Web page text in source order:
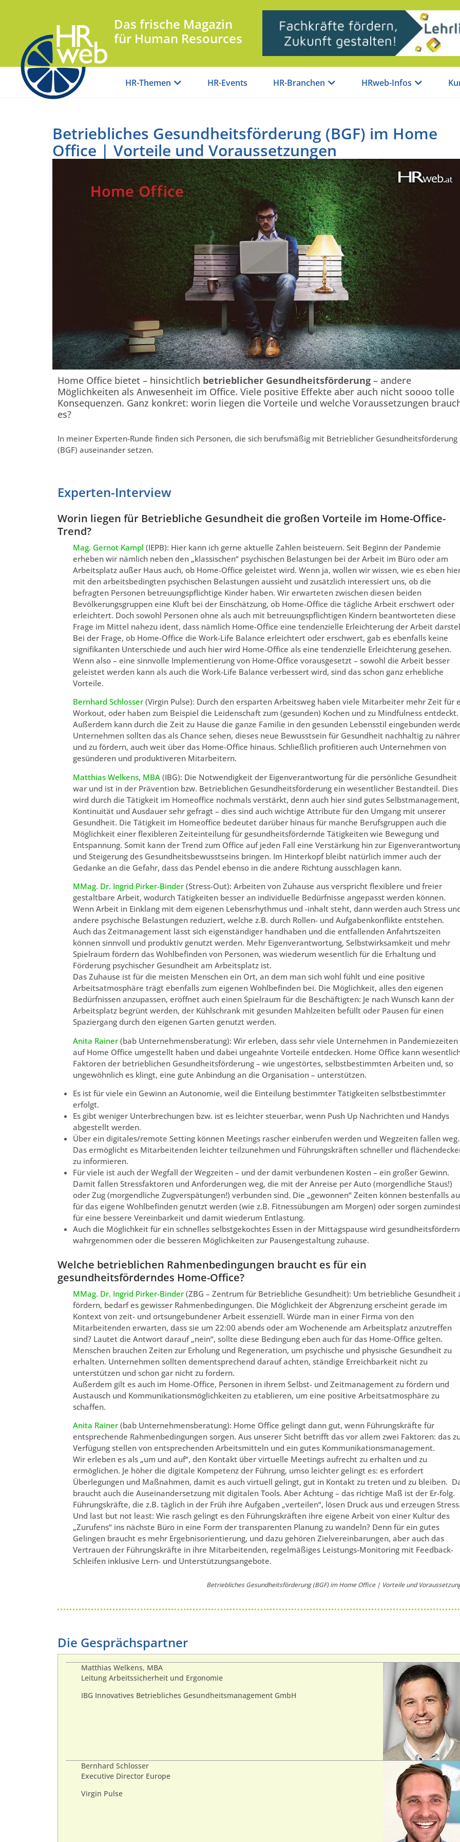
Das frische Magazin
für Human Resources
HR-Themen HR-Events HR-Branchen HRweb-Infos
Betriebliches Gesundheitsförderung (BGF) im Home
Office | Vorteile und Voraussetzungen
Home Office bietet – hinsichtlich betrieblicher Gesundheitsförderung – andere
Möglichkeiten als Anwesenheit im Office. Viele positive Effekte aber auch nicht soooo tolle
Konsequenzen. Ganz konkret: worin liegen die Vorteile und welche Voraussetzungen
es?
In meiner Experten-Runde finden sich Personen, die sich berufsmäßig mit Betrieblicher Gesundheitsförderung
(BGF) auseinander setzen.
Experten-Interview
Worin liegen für Betriebliche Gesundheit die großen Vorteile im Home-Office-
Trend?
Mag. Gernot Kampl (IEPB): Hier kann ich gerne aktuelle Zahlen beisteuern. Seit Beginn der Pandemie
erheben wir nämlich neben den „klassischen“ psychischen Belastungen bei der Arbeit im Büro oder am
Arbeitsplatz außer Haus auch, ob Home-Office geleistet wird. Wenn ja, wollen wir wissen, wie es eben
mit den arbeitsbedingten psychischen Belastungen aussieht und zusätzlich interessiert uns, ob die
befragten Personen betreuungspflichtige Kinder haben. Wir erwarteten zwischen diesen beiden
Bevölkerungsgruppen eine Kluft bei der Einschätzung, ob Home-Office die tägliche Arbeit erschwert oder
erleichtert. Doch sowohl Personen ohne als auch mit betreuungspflichtigen Kindern beantworteten diese
Frage im Mittel nahezu ident, dass nämlich Home-Office eine tendenzielle Erleichterung der Arbeit
Bei der Frage, ob Home-Office die Work-Life Balance erleichtert oder erschwert, gab es ebenfalls keine
signifikanten Unterschiede und auch hier wird Home-Office als eine tendenzielle Erleichterung gesehen.
Wenn also – eine sinnvolle Implementierung von Home-Office vorausgesetzt – sowohl die Arbeit besser
geleistet werden kann als auch die Work-Life Balance verbessert wird, sind das schon ganz erhebliche
Vorteile.
Bernhard Schlosser (Virgin Pulse): Durch den ersparten Arbeitsweg haben viele Mitarbeiter mehr Zeit für
Workout, oder haben zum Beispiel die Leidenschaft zum (gesunden) Kochen und zu Mindfulness entdeckt.
Außerdem kann durch die Zeit zu Hause die ganze Familie in den gesunden Lebensstil eingebunden
Unternehmen sollten das als Chance sehen, dieses neue Bewusstsein für Gesundheit nachhaltig zu
und zu fördern, auch weit über das Home-Office hinaus. Schließlich profitieren auch Unternehmen von
gesünderen und produktiveren Mitarbeitern.
Matthias Welkens, MBA (IBG): Die Notwendigkeit der Eigenverantwortung für die persönliche Gesundheit
war und ist in der Prävention bzw. Betrieblichen Gesundheitsförderung ein wesentlicher Bestandteil. Dies
wird durch die Tätigkeit im Homeoffice nochmals verstärkt, denn auch hier sind gutes Selbstmanagement,
Kontinuität und Ausdauer sehr gefragt – dies sind auch wichtige Attribute für den Umgang mit unserer
Gesundheit. Die Tätigkeit im Homeoffice bedeutet darüber hinaus für manche Berufsgruppen auch die
Möglichkeit einer flexibleren Zeiteinteilung für gesundheitsfördernde Tätigkeiten wie Bewegung und
Entspannung. Somit kann der Trend zum Office auf jeden Fall eine Verstärkung hin zur
und Steigerung des Gesundheitsbewusstseins bringen. Im Hinterkopf bleibt natürlich immer auch der
Gedanke an die Gefahr, dass das Pendel ebenso in die andere Richtung ausschlagen kann.
MMag. Dr. Ingrid Pirker-Binder (Stress-Out): Arbeiten von Zuhause aus verspricht flexiblere und freier
gestaltbare Arbeit, wodurch Tätigkeiten besser an individuelle Bedürfnisse angepasst werden können.
Wenn Arbeit in Einklang mit dem eigenen Lebensrhythmus und -inhalt steht, dann werden auch Stress
andere psychische Belastungen reduziert, welche z.B. durch Rollen- und Aufgabenkonflikte entstehen.
Auch das Zeitmanagement lässt sich eigenständiger handhaben und die entfallenden Anfahrtszeiten
können sinnvoll und produktiv genutzt werden. Mehr Eigenverantwortung, Selbstwirksamkeit und mehr
Spielraum fördern das Wohlbefinden von Personen, was wiederum wesentlich für die Erhaltung und
Förderung psychischer Gesundheit am Arbeitsplatz ist.
Das Zuhause ist für die meisten Menschen ein Ort, an dem man sich wohl fühlt und eine positive
Arbeitsatmosphäre trägt ebenfalls zum eigenen Wohlbefinden bei. Die Möglichkeit, alles den eigenen
Bedürfnissen anzupassen, eröffnet auch einen Spielraum für die Beschäftigten: Je nach Wunsch kann der
Arbeitsplatz begrünt werden, der Kühlschrank mit gesunden Mahlzeiten befüllt oder Pausen für einen
Spaziergang durch den eigenen Garten genutzt werden.
Anita Rainer (bab Unternehmensberatung): Wir erleben, dass sehr viele Unternehmen in Pandemiezeiten
auf Home Office umgestellt haben und dabei ungeahnte Vorteile entdecken. Home Office kann
Faktoren der betrieblichen Gesundheitsförderung – wie ungestörtes, selbstbestimmten Arbeiten und, so
ungewöhnlich es klingt, eine gute Anbindung an die Organisation – unterstützen.
Es ist für viele ein Gewinn an Autonomie, weil die Einteilung bestimmter Tätigkeiten selbstbestimmter
erfolgt.
Es gibt weniger Unterbrechungen bzw. ist es leichter steuerbar, wenn Push Up Nachrichten und Handys
abgestellt werden.
Über ein digitales/remote Setting können Meetings rascher einberufen werden und Wegzeiten fallen weg.
Das ermöglicht es Mitarbeitenden leichter teilzunehmen und Führungskräften schneller und
zu informieren.
Für viele ist auch der Wegfall der Wegzeiten – und der damit verbundenen Kosten – ein großer Gewinn.
Damit fallen Stressfaktoren und Anforderungen weg, die mit der Anreise per Auto (morgendliche Staus!)
oder Zug (morgendliche Zugverspätungen!) verbunden sind. Die „gewonnen“ Zeiten können bestenfalls
für das eigene Wohlbefinden genutzt werden (wie z.B. Fitnessübungen am Morgen) oder sorgen
für eine bessere Vereinbarkeit und damit wiederum Entlastung.
Auch die Möglichkeit für ein schnelles selbstgekochtes Essen in der Mittagspause wird
wahrgenommen oder die besseren Möglichkeiten zur Pausengestaltung zuhause.
Welche betrieblichen Rahmenbedingungen braucht es für ein
gesundheitsförderndes Home-Office?
MMag. Dr. Ingrid Pirker-Binder (ZBG – Zentrum für Betriebliche Gesundheit): Um betriebliche Gesundheit
fördern, bedarf es gewisser Rahmenbedingungen. Die Möglichkeit der Abgrenzung erscheint gerade im
Kontext von zeit- und ortsungebundener Arbeit essenziell. Würde man in einer Firma von den
Mitarbeitenden erwarten, dass sie um 22:00 abends oder am Wochenende am Arbeitsplatz anzutreffen
sind? Lautet die Antwort darauf „nein“, sollte diese Bedingung eben auch für das Home-Office gelten.
Menschen brauchen Zeiten zur Erholung und Regeneration, um psychische und physische Gesundheit zu
erhalten. Unternehmen sollten dementsprechend darauf achten, ständige Erreichbarkeit nicht zu
unterstützen und schon gar nicht zu fordern.
Außerdem gilt es auch im Home-Office, Personen in ihrem Selbst- und Zeitmanagement zu fördern und
Austausch und Kommunikationsmöglichkeiten zu etablieren, um eine positive Arbeitsatmosphäre zu
schaffen.
Anita Rainer (bab Unternehmensberatung): Home Office gelingt dann gut, wenn Führungskräfte für
entsprechende Rahmenbedingungen sorgen. Aus unserer Sicht betrifft das vor allem zwei Faktoren: das
Verfügung stellen von entsprechenden Arbeitsmitteln und ein gutes Kommunikationsmanagement.
Wir erleben es als „um und auf“, den Kontakt über virtuelle Meetings aufrecht zu erhalten und zu
ermöglichen. Je höher die digitale Kompetenz der Führung, umso leichter gelingt es: es erfordert
Überlegungen und Maßnahmen, damit es auch virtuell gelingt, gut in Kontakt zu treten und zu bleiben.
braucht auch die Auseinandersetzung mit digitalen Tools. Aber Achtung – das richtige Maß ist der Er-folg.
Führungskräfte, die z.B. täglich in der Früh ihre Aufgaben „verteilen“, lösen Druck aus und erzeugen Stress.
Und last but not least: Wie rasch gelingt es den Führungskräften ihre eigene Arbeit von einer Kultur des
„Zurufens“ ins nächste Büro in eine Form der transparenten Planung zu wandeln? Denn für ein gutes
Gelingen braucht es mehr Ergebnisorientierung, und dazu gehören Zielvereinbarungen, aber auch das
Vertrauen der Führungskräfte in ihre Mitarbeitenden, regelmäßiges Leistungs-Monitoring mit Feedback-
Schleifen inklusive Lern- und Unterstützungsangebote.
Betriebliches Gesundheitsförderung (BGF) im Home Office | Vorteile und
Die Gesprächspartner
Matthias Welkens, MBA
Leitung Arbeitssicherheit und Ergonomie
IBG Innovatives Betriebliches Gesundheitsmanagement GmbH
Bernhard Schlosser
Executive Director Europe
Virgin Pulse